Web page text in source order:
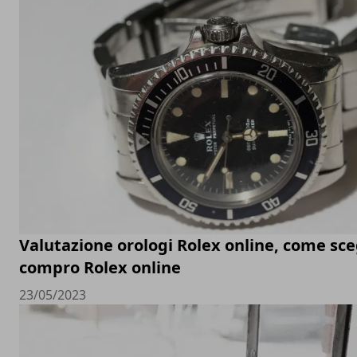
Valutazione orologi Rolex online, come
compro Rolex online
23/05/2023